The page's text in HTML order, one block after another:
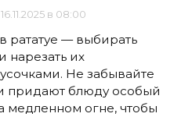
16.11.2025 в 08:00
рататуе — выбирать
их
Не забывайте
придают блюду особый
медленном огне, чтобы